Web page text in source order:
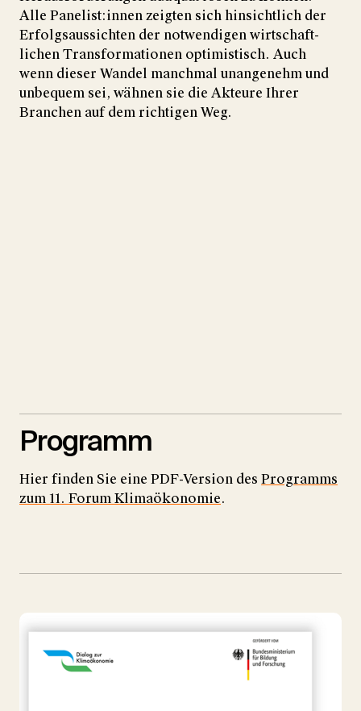
Alle Panelist:innen zeigten sich hin­sichtlich der
Erfolgs­aussichten der not­wen­digen wirt­schaft­
lichen Trans­for­mationen opti­mis­tisch. Auch
wenn dieser Wandel manchmal un­an­genehm und
un­bequem sei, wähnen sie die Akteure Ihrer
Branchen auf dem richtigen Weg.
YouTube-Videos laden
Programm
Hier finden Sie eine PDF-Version des Programms
zum 11. Forum Klimaökonomie.